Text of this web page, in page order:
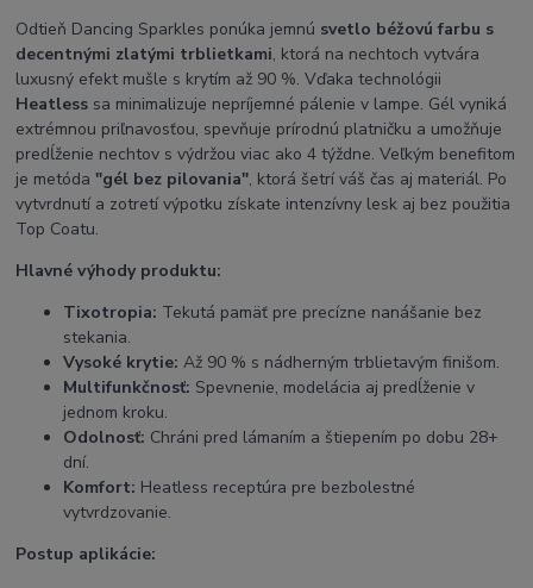
Odtieň Dancing Sparkles ponúka jemnú svetlo béžovú farbu s
decentnými zlatými trblietkami, ktorá na nechtoch vytvára
luxusný efekt mušle s krytím až 90 %. Vďaka technológii
Heatless sa minimalizuje nepríjemné pálenie v lampe. Gél vyniká
extrémnou priľnavosťou, spevňuje prírodnú platničku a umožňuje
predĺženie nechtov s výdržou viac ako 4 týždne. Veľkým benefitom
je metóda"gél bez pilovania", ktorá šetrí váš čas aj materiál. Po
vytvrdnutí a zotretí výpotku získate intenzívny lesk aj bez použitia
Top Coatu.
Hlavné výhody produktu:
Tixotropia: Tekutá pamäť pre precízne nanášanie bez
stekania.
Vysoké krytie: Až 90 % s nádherným trblietavým finišom.
Multifunkčnosť: Spevnenie, modelácia aj predĺženie v
jednom kroku.
Odolnosť: Chráni pred lámaním a štiepením po dobu 28+
dní.
Komfort: Heatless receptúra pre bezbolestné
vytvrdzovanie.
Postup aplikácie: